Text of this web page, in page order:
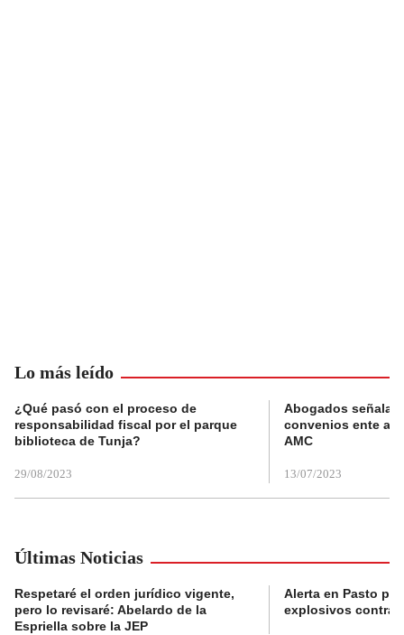
Lo más leído
¿Qué pasó con el proceso de
responsabilidad fiscal por el parque
biblioteca de Tunja?
29/08/2023
Abogados
convenios ente
AMC
13/07/2023
Últimas Noticias
Respetaré el orden jurídico vigente,
pero lo revisaré: Abelardo de la
Espriella sobre la JEP
Alerta en Pasto
explosivos contra